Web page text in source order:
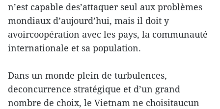
n’est capable des’attaquer seul aux problèmes
mondiaux d’aujourd’hui, mais il doit y
avoircoopération avec les pays, la communauté
internationale et sa population.
Dans un monde plein de turbulences,
deconcurrence stratégique et d’un grand
nombre de choix, le Vietnam ne choisitaucun